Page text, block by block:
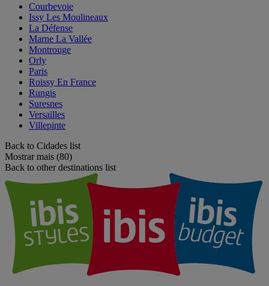
Courbevoie
Issy Les Moulineaux
La Défense
Marne La Vallée
Montrouge
Orly
Paris
Roissy En France
Rungis
Suresnes
Versailles
Villepinte
Back to Cidades list
Mostrar mais (80)
Back to other destinations list